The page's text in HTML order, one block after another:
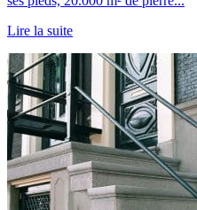
Lire la suite